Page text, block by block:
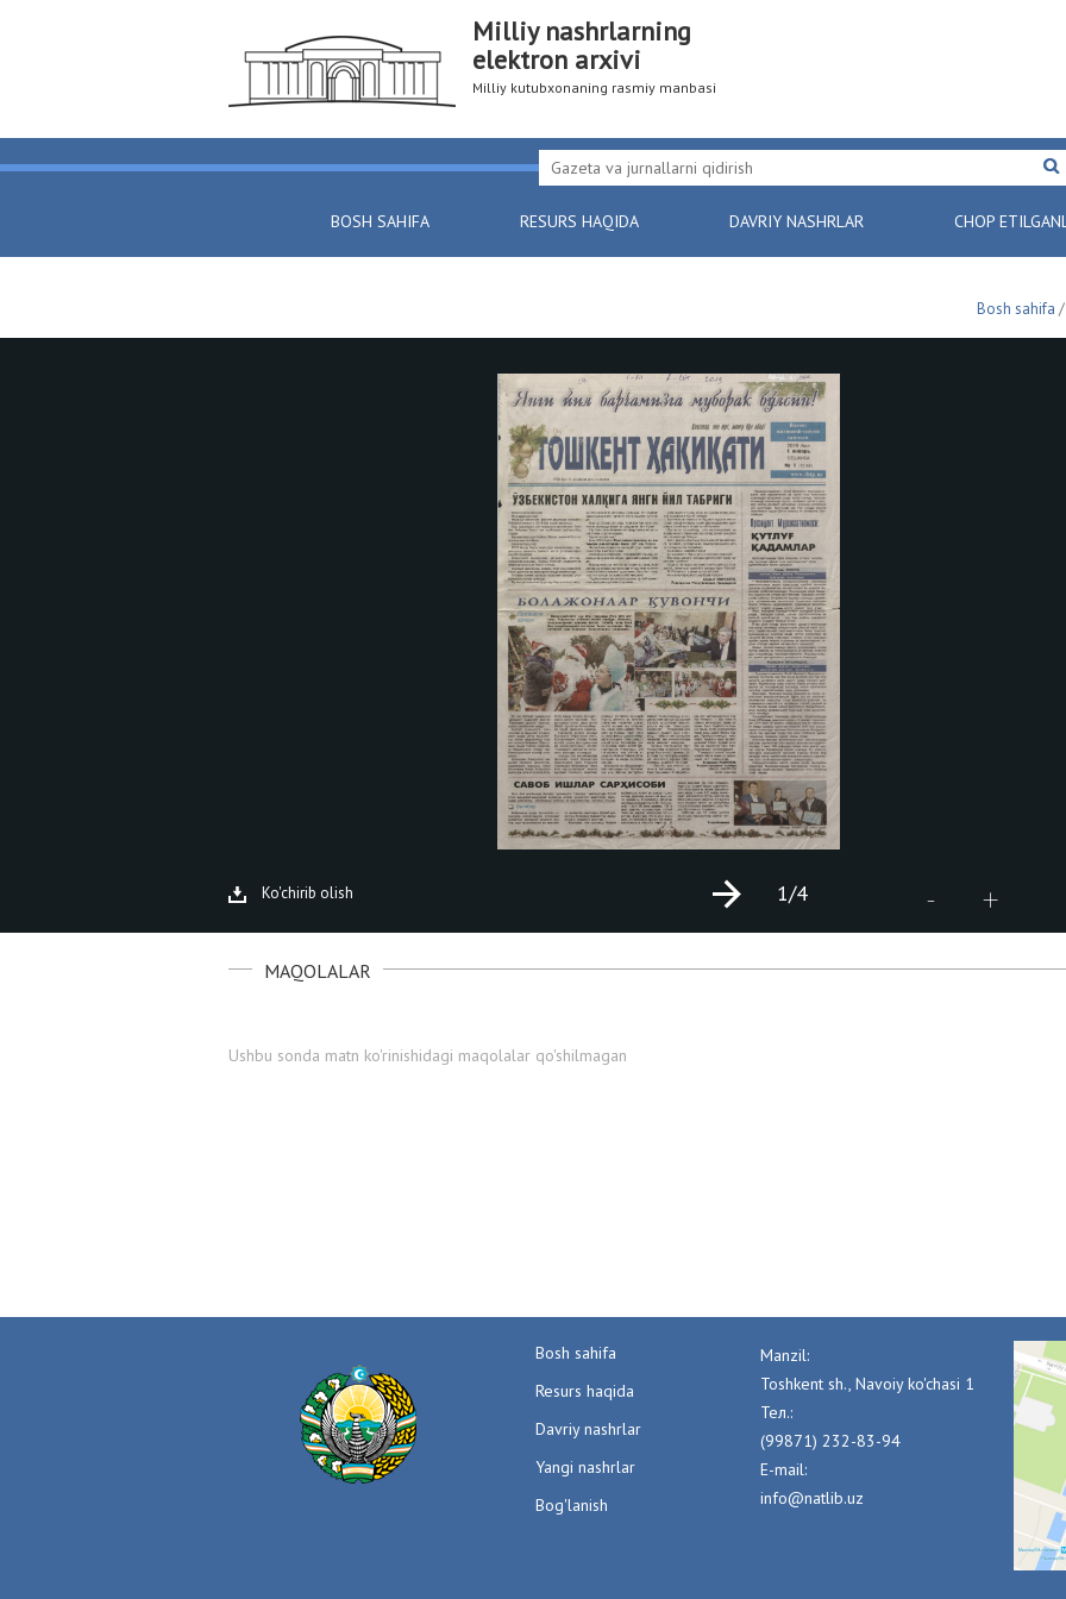
Milliy nashrlarning
elektron arxivi
Milliy kutubxonaning rasmiy manbasi
BOSH SAHIFA RESURS HAQIDA DAVRIY NASHRLAR CHOP
Bosh sahifa
Ko'chirib olish - +
1/4
MAQOLALAR
Ushbu sonda matn ko'rinishidagi maqolalar qo'shilmagan
Bosh sahifa
Resurs haqida
Davriy nashrlar
Yangi nashrlar
Bog'lanish
Manzil:
Toshkent sh., Navoiy ko'chasi 1
Тел.:
(99871) 232-83-94
E-mail:
info@natlib.uz